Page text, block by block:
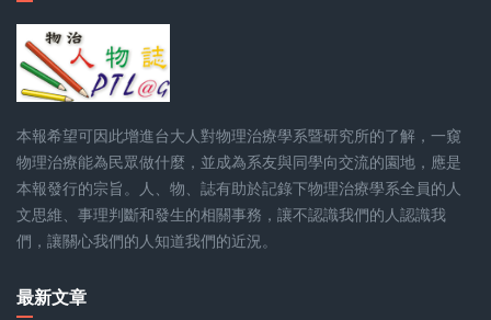
本報希望可因此增進台大人對物理治療學系暨研究所的了解，一窺
物理治療能為民眾做什麼，並成為系友與同學向交流的園地，應是
本報發行的宗旨。人、物、誌有助於記錄下物理治療學系全員的人
文思維、事理判斷和發生的相關事務，讓不認識我們的人認識我
們，讓關心我們的人知道我們的近況。
最新文章